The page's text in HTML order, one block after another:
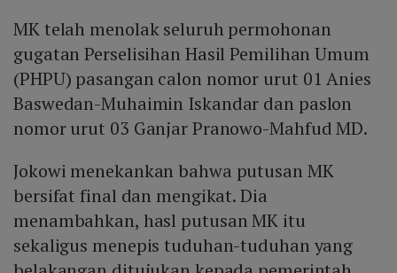
MK telah menolak seluruh permohonan
gugatan Perselisihan Hasil Pemilihan Umum
(PHPU) pasangan calon nomor urut 01 Anies
Baswedan-Muhaimin Iskandar dan paslon
nomor urut 03 Ganjar Pranowo-Mahfud MD.
Jokowi menekankan bahwa putusan MK
bersifat final dan mengikat. Dia
menambahkan, hasl putusan MK itu
sekaligus menepis tuduhan-tuduhan yang